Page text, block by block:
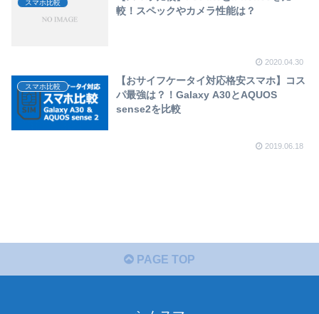
スマホ比較
較！スペックやカメラ性能は？
2020.04.30
スマホ比較
【おサイフケータイ対応格安スマホ】コス
パ最強は？！Galaxy A30とAQUOS
sense2を比較
2019.06.18
PAGE TOP